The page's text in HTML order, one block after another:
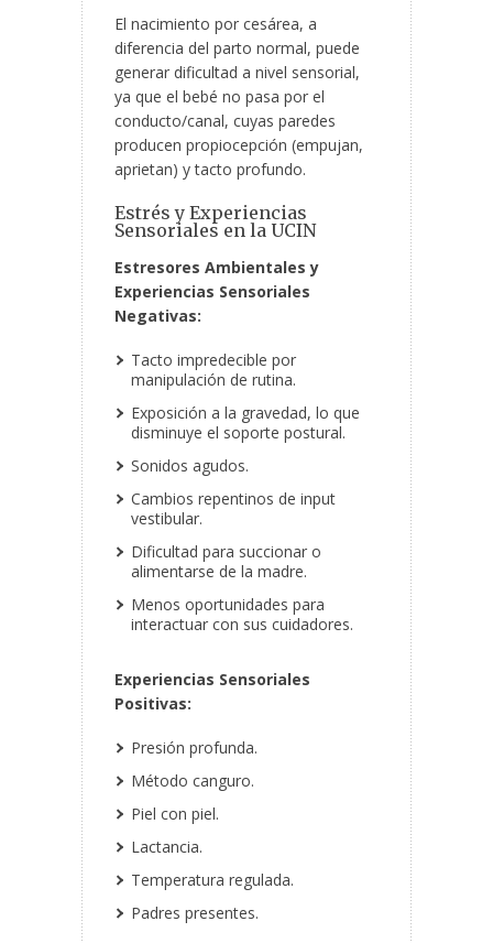
El nacimiento por cesárea, a
diferencia del parto normal, puede
generar dificultad a nivel sensorial,
ya que el bebé no pasa por el
conducto/canal, cuyas paredes
producen propiocepción (empujan,
aprietan) y tacto profundo.
Estrés y Experiencias
Sensoriales en la UCIN
Estresores Ambientales y
Experiencias Sensoriales
Negativas:
Tacto impredecible por
manipulación de rutina.
Exposición a la gravedad, lo que
disminuye el soporte postural.
Sonidos agudos.
Cambios repentinos de input
vestibular.
Dificultad para succionar o
alimentarse de la madre.
Menos oportunidades para
interactuar con sus cuidadores.
Experiencias Sensoriales
Positivas:
Presión profunda.
Método canguro.
Piel con piel.
Lactancia.
Temperatura regulada.
Padres presentes.